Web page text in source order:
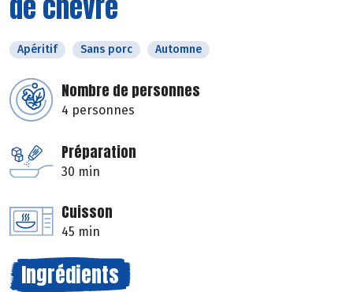
Apéritif Sans porc Automne
Nombre de personnes
4 personnes
Préparation
30 min
Cuisson
45 min
Ingrédients